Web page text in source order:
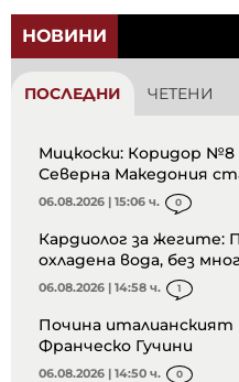
НОВИНИ
ПОСЛЕДНИ ЧЕТЕНИ
Мицкоски: Коридор №8
Северна Македония
06.08.2026 | 15:06 ч. 0
Кардиолог за
охладена вода, без
06.08.2026 | 14:58 ч. 1
Почина италианският
Франческо Гучини
06.08.2026 | 14:50 ч. 0